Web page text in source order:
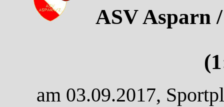
ASV Asparn
am 03.09.2017,